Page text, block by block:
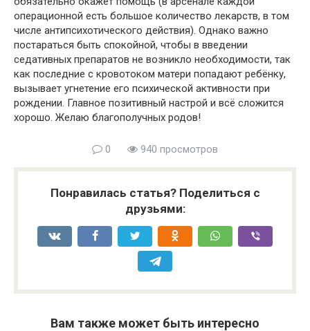
операционной есть большое количество лекарств, в том
числе антипсихотического действия). Однако важно
постараться быть спокойной, чтобы в введении
седативных препаратов не возникло необходимости, так
как последние с кровотоком матери попадают ребёнку,
вызывает угнетение его психической активности при
рождении. Главное позитивный настрой и всё сложится
хорошо. Желаю благополучных родов!
0 940 просмотров
Понравилась статья? Поделиться с
друзьями:
Вам также может быть интересно